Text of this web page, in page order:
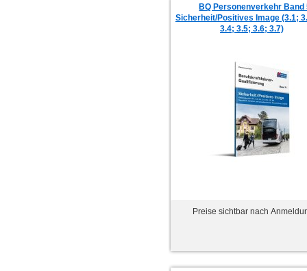
BQ Personenverkehr Band
Sicherheit/Positives Image (3.1;
3.4; 3.5; 3.6; 3.7)
Preise sichtbar nach